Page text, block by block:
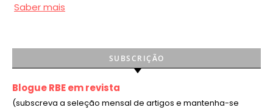
Saber mais
SUBSCRIÇÃO
Blogue RBE em revista
(subscreva a seleção mensal de artigos e mantenha-se